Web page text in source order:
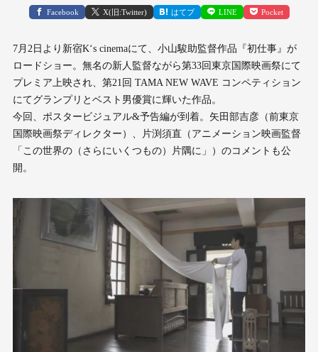
Facebook X(旧:Twitter) はてブ LINE Pocket
7月2日より新宿K‘s cinemaにて、小山駿助監督作品『初仕事』が
ロードショー。無名の新人監督ながら第33回東京国際映画祭にて
プレミア上映され、第21回 TAMA NEW WAVE コンペティション
にてグランプリとベスト男優賞に輝いた作品。
今回、ポスタービジュアル&予告編が到着。矢田部吉彦（前東京
国際映画祭ディレクター）、片渕須直（アニメーション映画監督
「この世界の（さらにいくつもの）片隅に」）のコメントも公
開。